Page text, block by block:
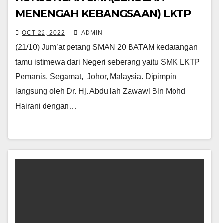
MENENGAH KEBANGSAAN) LKTP
MALAYSIA
OCT 22, 2022 ADMIN
(21/10) Jum’at petang SMAN 20 BATAM kedatangan
tamu istimewa dari Negeri seberang yaitu SMK LKTP
Pemanis, Segamat, Johor, Malaysia. Dipimpin
langsung oleh Dr. Hj. Abdullah Zawawi Bin Mohd
Hairani dengan…